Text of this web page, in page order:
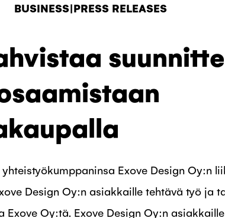
BUSINESS|PRESS RELEASES
Exove Design Oy:n
Design Oy:n asiakkaille tehtävä työ ja
Oy:tä. Exove Design Oy:n